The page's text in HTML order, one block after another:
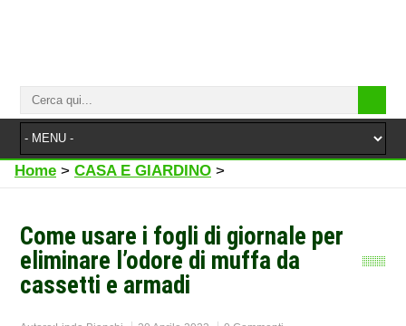
Home > CASA E GIARDINO >
Come usare i fogli di giornale per
eliminare l’odore di muffa da
cassetti e armadi